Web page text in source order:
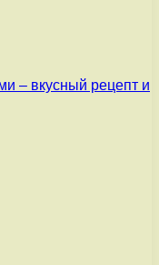
– вкусный рецепт и